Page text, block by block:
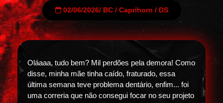
02/06/2026/ BC/ Caprihorn / DS
Oláaaa, tudo bem? Mil perdões pela demora! Como
disse, minha mãe tinha caído, fraturado, essa
última semana teve problema dentário, enfim... foi
uma correria que não consegui focar no seu projeto